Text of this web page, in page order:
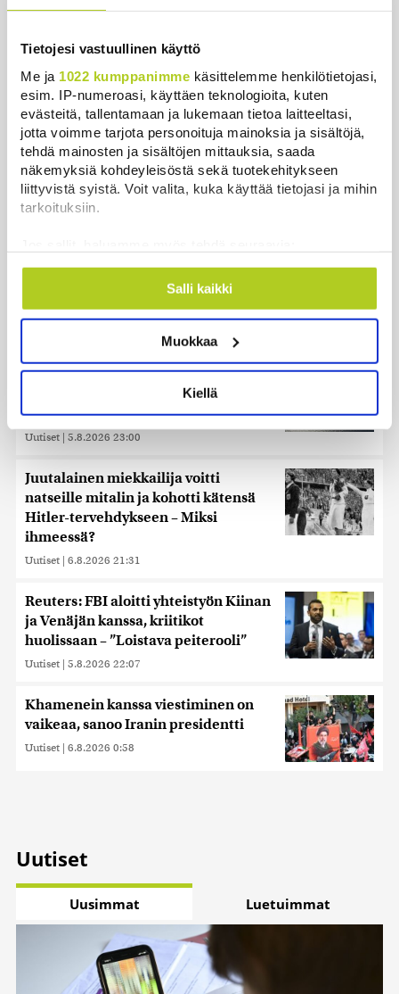
Tietojesi vastuullinen käyttö
Me ja 1022 kumppanimme käsittelemme henkilötietojasi,
esim. IP-numeroasi, käyttäen teknologioita, kuten
evästeitä, tallentamaan ja lukemaan tietoa laitteeltasi,
jotta voimme tarjota personoituja mainoksia ja sisältöjä,
tehdä mainosten ja sisältöjen mittauksia, saada
näkemyksiä kohdeyleisöstä sekä tuotekehitykseen
liittyvistä syistä. Voit valita, kuka käyttää tietojasi ja mihin
tarkoituksiin.
Kerätä tietoja maantieteellisestä sijainnistasi,
mahdollisesti muutaman metrin tarkkuudella
ominaispiirteitä aktiivisesti (sormenjäljen
Lue lisää siitä, miten henkilötietojasi käsitellään ja miten
suostumustasi tai peruuttaa sen milloin vain
evästeilmoituksessa.
räätälöimiseen, sosiaalisen median ominaisuuksien
tukemiseen ja kävijämäärämme analysoimiseen. Lisäksi
jaamme sosiaalisen median, mainosalan ja analytiikka-
alan kumppaneillemme tietoja siitä, miten käytät
tietoja muihin tietoihin, joita olet antanut heille tai joita on
kerätty, kun olet käyttänyt heidän palvelujaan. Tietoja
saatetaan myös siirtää ulkomaille.
Salli kaikki
Muokkaa
Kiellä
hintaa”
Harva tajusi Hitlerin olympialaisissa,
mitä pinnan alla kyti
Uutiset | 5.8.2026 21:41
Murska-arvio: Nato on
vuosikymmenen jäljessä Venäjän
suorituskyvystä
Miksi Ruotsin Daniel on pelkkä
prinssi, mutta Norjan Mette-Marit on
kruununprinsessa?
Kuin kauhuelokuvasta – Oletko
kuullut Etelämantereen
Veriputouksesta?
Uutiset | 5.8.2026 23:00
Juutalainen miekkailija voitti
natseille mitalin ja kohotti kätensä
Hitler-tervehdykseen – Miksi
ihmeessä?
Uutiset | 6.8.2026 21:31
Reuters: FBI aloitti yhteistyön Kiinan
ja Venäjän kanssa, kriitikot
huolissaan – ”Loistava peiterooli”
Uutiset | 5.8.2026 22:07
Khamenein kanssa viestiminen on
vaikeaa, sanoo Iranin presidentti
Uutiset | 6.8.2026 0:58
Uutiset
Uusimmat Luetuimmat